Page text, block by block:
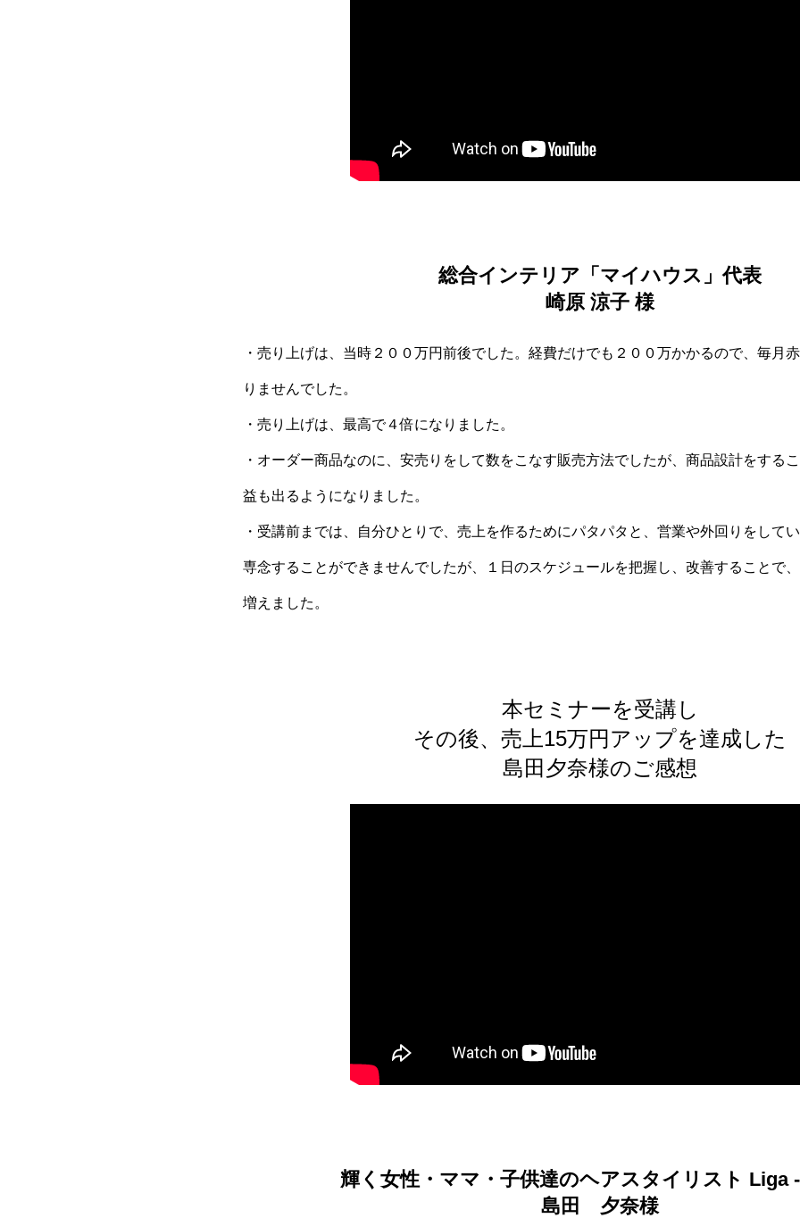
総合インテリア「マイハウス」代表
崎原 涼子 様​
・売り上げは、当時２００万円前後でした。経費だけでも２００万かかるので、毎月
りませんでした。
・売り上げは、最高で４倍になりました。
・オーダー商品なのに、安売りをして数をこなす販売方法でしたが、商品設計をする
益も出るようになりました。
・受講前までは、自分ひとりで、売上を作るためにパタパタと、営業や外回りをして
専念することができませんでしたが、１日のスケジュールを把握し、改善することで
増えました。
本セミナーを受講し
その後、売上15万円アップを達成した
島田夕奈様のご感想
輝く女性・ママ・子供達のヘアスタイリスト Liga
島田 夕奈様